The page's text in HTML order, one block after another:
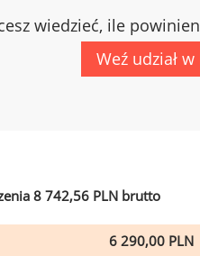
wiedzieć, ile
Weź udział
8 742,56 PLN brutto
6 290,00 PLN